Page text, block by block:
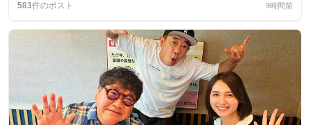
583件のポスト 9時間前